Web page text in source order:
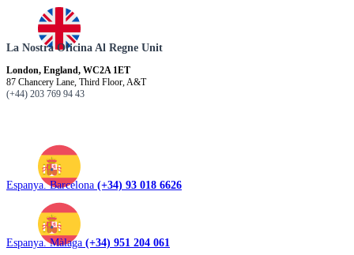
La Nostra Oficina Al Regne Unit
London, England, WC2A 1ET
87 Chancery Lane, Third Floor, A&T
(+44) 203 769 94 43
Espanya. Barcelona (+34) 93 018 6626
Espanya. Màlaga (+34) 951 204 061